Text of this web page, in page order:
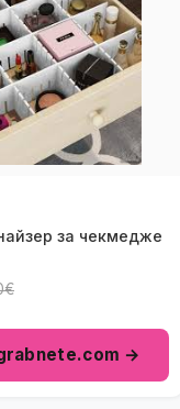
за чекмедже
→